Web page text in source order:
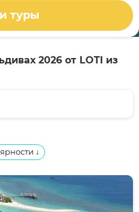
туры
2026 от LOTI из
↓